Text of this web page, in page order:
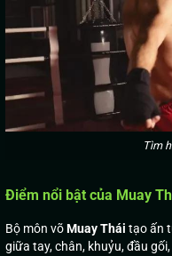
Tìm
Điểm nổi bật của Muay
Bộ môn võMuayThái tạo ấn
giữa tay, chân, khuỷu, đầu